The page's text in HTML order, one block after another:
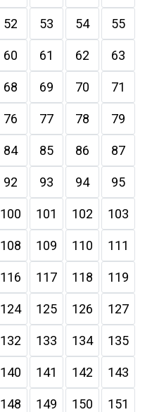
52 53 54 55
60 61 62 63
68 69 70 71
76 77 78 79
84 85 86 87
92 93 94 95
100 101 102 103
108 109 110 111
116 117 118 119
124 125 126 127
132 133 134 135
140 141 142 143
148 149 150 151